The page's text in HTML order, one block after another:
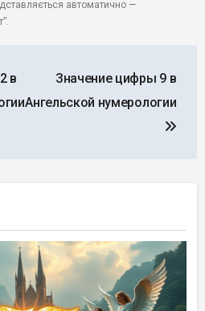
автоматично —
в
Значение цифры 9 в
Ангельской нумерологии